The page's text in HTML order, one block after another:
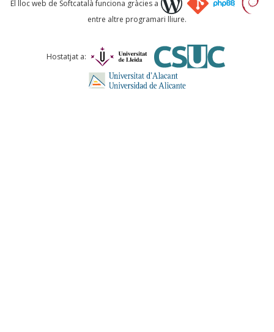
Comentari *
El lloc web de Softcatalà funciona gràcies a
entre altre programari lliure.
Hostatjat a: